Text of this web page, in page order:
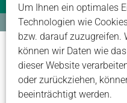
Um Ihnen ein optimales
Technologien wie
bzw. darauf zuzugreifen.
können wir Daten wie
dieser Website
oder zurückziehen,
beeinträchtigt werden.
© Carus